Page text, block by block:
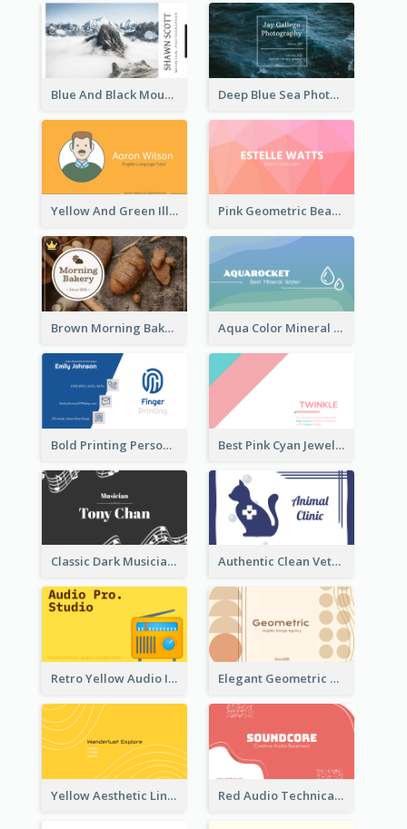
Blue And Black Mountain Photographer Business Card Deep Blue Sea Photography Business Card
Yellow And Green Illustration School Tutor Business Card Pink Geometric Beauty Consultant Business Card
Brown Morning Bakery Business Card Aqua Color Mineral Water Business Card Design
Bold Printing Personal Business Card Design Best Pink Cyan Jewelry Business Card Template
Classic Dark Musician Business Card Maker Authentic Clean Veterinary Business Card Maker
Retro Yellow Audio Interface Business Card Templates Elegant Geometric Shapes Business Card Design
Yellow Aesthetic Linear Explorer Business Card Design Red Audio Technica Business Card Design Layout